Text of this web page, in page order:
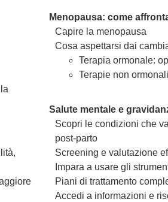
Menopausa: come
Capire la menopausa
Cosa aspettarsi dai
Terapia ormonale:
Terapie non ormonali
Salute mentale e
Scopri le condizioni che
post-parto
Screening e valutazione
Impara a usare gli
Piani di trattamento
Accedi a informazioni e